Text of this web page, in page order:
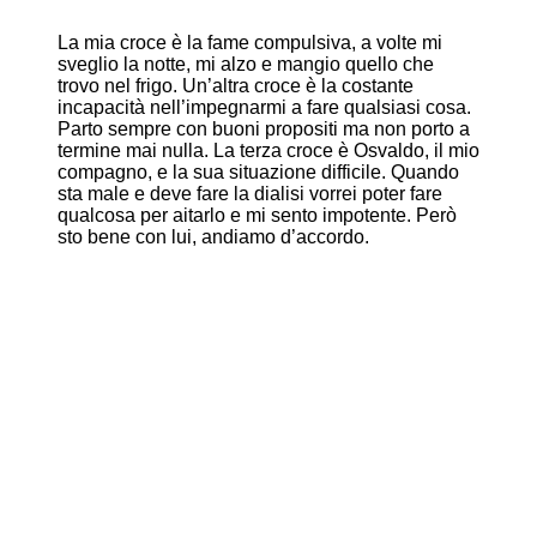
La mia croce è la fame compulsiva, a volte mi
sveglio la notte, mi alzo e mangio quello che
trovo nel frigo. Un’altra croce è la costante
incapacità nell’impegnarmi a fare qualsiasi cosa.
Parto sempre con buoni propositi ma non porto a
termine mai nulla. La terza croce è Osvaldo, il mio
compagno, e la sua situazione difficile. Quando
sta male e deve fare la dialisi vorrei poter fare
qualcosa per aitarlo e mi sento impotente. Però
sto bene con lui, andiamo d’accordo.